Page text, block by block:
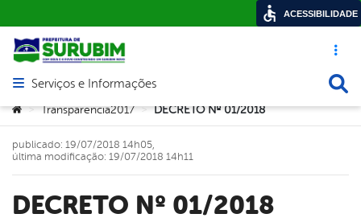
Acesso
Abrir menu principal de navegação
Serviços e Informações
Você está aqui:
> Transparencia2017 > DECRETO Nº 01/2018
DECRETO Nº 01/2018
publicado: 19/07/2018 14h05,
última modificação: 19/07/2018 14h11
ACESSIBILIDADE